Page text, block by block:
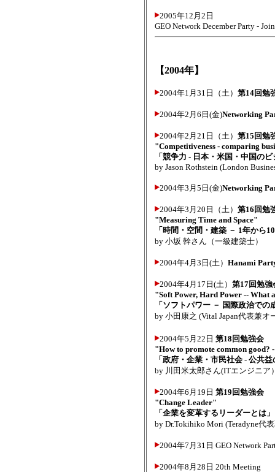
2005年12月2日
GEO Network December Party -
【2004年】
2004年1月31日（土） 第14回勉
2004年2月6日(金)Networking
2004年2月21日（土） 第15回勉
"Competitiveness - comparing
「競争力 - 日本・米国・中国の
by Jason Rothstein (London
2004年3月5日(金)Networking
2004年3月20日（土） 第16回勉
"Measuring Time and Space"
「時間・空間・建築 － 1年から
by 小坂 幹さん（一級建築士）
2004年4月3日(土） Hanami
2004年4月17日(土） 第17回勉強
"Soft Power, Hard Power -- What
「ソフトパワー － 国際政治での
by 小田康之 (Vital Japan代表兼オ
2004年5月22日 第18回勉強会
"How to promote common
「政府・企業・市民社会 - 公共
by 川田米太郎さん(ITエンジニア
2004年6月19日 第19回勉強会
"Change Leader"
「企業を変革するリーダーとは」
by Dr.Tokihiko Mori (Teradyne代
2004年7月31日 GEO Network
2004年8月28日 20th Meeting